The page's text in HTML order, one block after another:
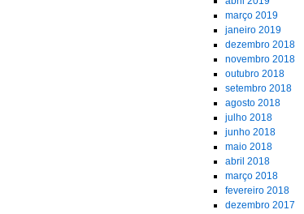
março 2019
janeiro 2019
dezembro 2018
novembro 2018
outubro 2018
setembro 2018
agosto 2018
julho 2018
junho 2018
maio 2018
abril 2018
março 2018
fevereiro 2018
dezembro 2017